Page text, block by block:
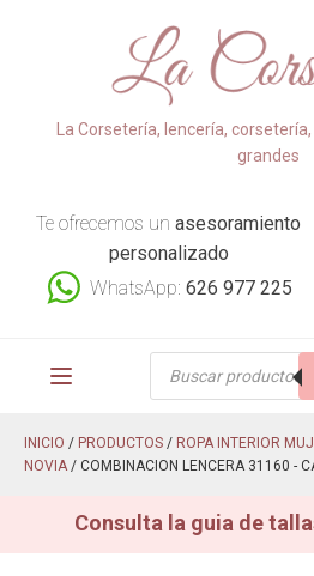
La Corsetería, lencería,
grandes
Te ofrecemos unasesoramiento
personalizado
WhatsApp:626 977 225
Búsqueda
INICIO / PRODUCTOS / ROPA INTERIOR
NOVIA / COMBINACION LENCERA 31160 -
Consulta la guia de